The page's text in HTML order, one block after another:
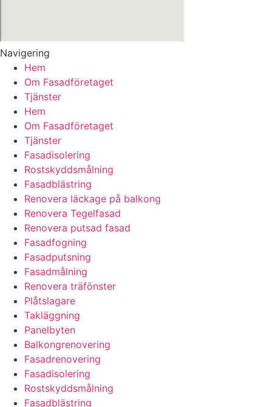
Navigering
Hem
Om Fasadföretaget
Tjänster
Hem
Om Fasadföretaget
Tjänster
Fasadisolering
Rostskyddsmålning
Fasadblästring
Renovera läckage på balkong
Renovera Tegelfasad
Renovera putsad fasad
Fasadfogning
Fasadputsning
Fasadmålning
Renovera träfönster
Plåtslagare
Takläggning
Panelbyten
Balkongrenovering
Fasadrenovering
Fasadisolering
Rostskyddsmålning
Fasadblästring